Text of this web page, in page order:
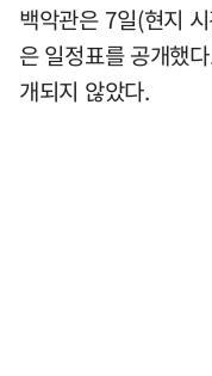
백악관은 7일(현지
은 일정표를 공개했
개되지 않았다.